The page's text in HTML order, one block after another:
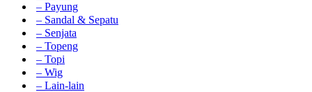
– Payung
– Sandal & Sepatu
– Senjata
– Topeng
– Topi
– Wig
– Lain-lain